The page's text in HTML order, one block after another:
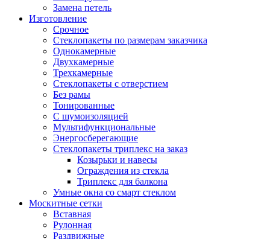
Замена петель
Изготовление
Срочное
Стеклопакеты по размерам заказчика
Однокамерные
Двухкамерные
Трехкамерные
Стеклопакеты с отверстием
Без рамы
Тонированные
С шумоизоляцией
Мультифункциональные
Энергосберегающие
Стеклопакеты триплекс на заказ
Козырьки и навесы
Ограждения из стекла
Триплекс для балкона
Умные окна со смарт стеклом
Москитные сетки
Вставная
Рулонная
Раздвижные